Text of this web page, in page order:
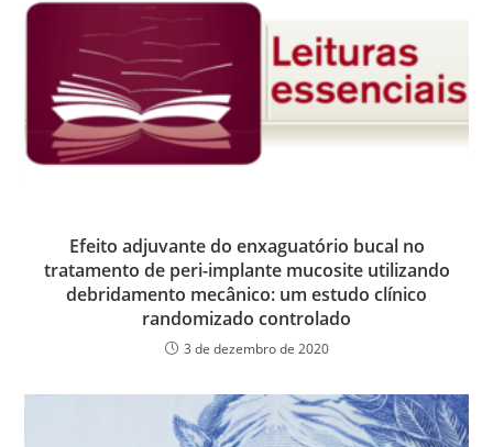
Efeito adjuvante do enxaguatório bucal no
tratamento de peri-implante mucosite utilizando
debridamento mecânico: um estudo clínico
randomizado controlado
3 de dezembro de 2020